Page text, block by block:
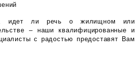
идет ли речь о жилищном или
– наши квалифицированные и
с радостью предоставят Вам